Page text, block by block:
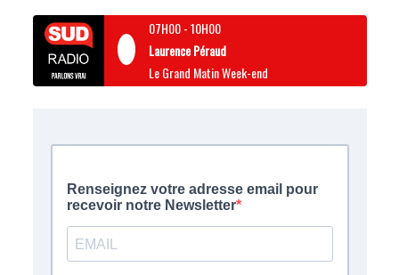
07H00-10H00
Laurence Péraud
Le Grand Matin Week-end